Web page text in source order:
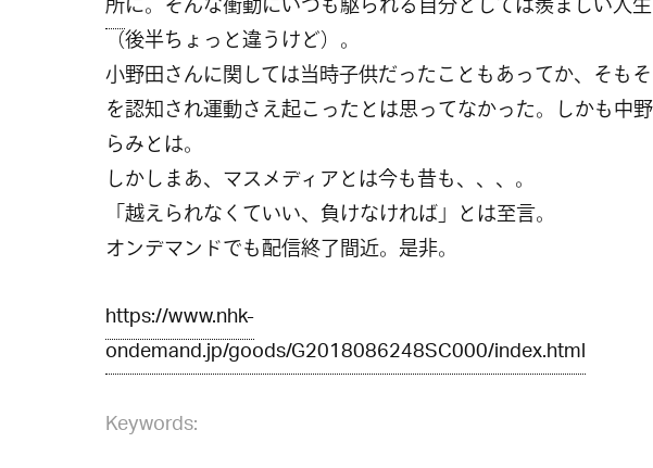
（後半ちょっと違うけど）。
小野田さんに関しては当時子供だったこともあってか、そも
を認知され運動さえ起こったとは思ってなかった。しかも中
らみとは。
しかしまあ、マスメディアとは今も昔も、、、。
「越えられなくていい、負けなければ」とは至言。
オンデマンドでも配信終了間近。是非。
https://www.nhk-
ondemand.jp/goods/G2018086248SC000/index.html
Keywords: